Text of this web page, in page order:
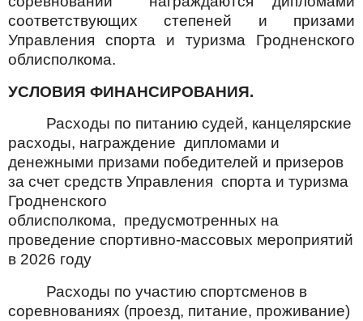
соответствующих степеней и призами
Управления спорта и туризма Гродненского
облисполкома.
УСЛОВИЯ ФИНАНСИРОВАНИЯ.
Расходы по питанию судей, канцелярские
расходы, награждение дипломами и
денежными призами победителей и призеров
за счет средств Управления спорта и туризма
Гродненского
облисполкома, предусмотренных на
проведение спортивно-массовых мероприятий
в 2026 году
Расходы по участию спортсменов в
соревнованиях (проезд, питание, проживание)